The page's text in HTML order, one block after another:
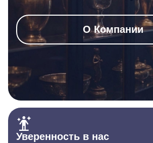
О Компании
Уверенность в нас